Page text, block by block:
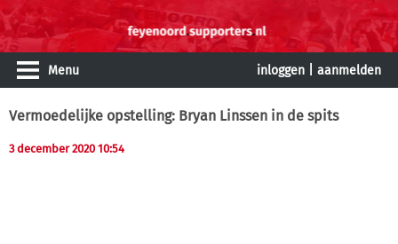
Menu inloggen aanmelden
Vermoedelijke opstelling: Bryan Linssen in de spits
3 december 2020 10:54